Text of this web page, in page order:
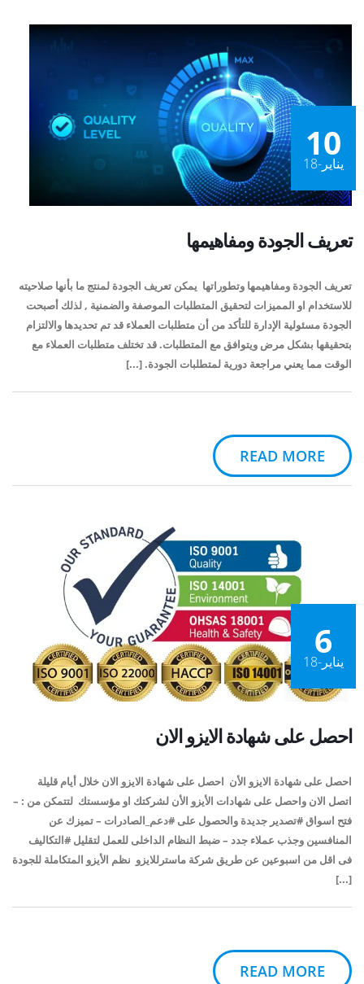
10
يناير-18
تعريف الجودة ومفاهيمها
تعريف الجودة ومفاهيمها وتطوراتها يمكن تعريف الجودة لمنتج ما بأنها صلاحيته
للاستخدام او المميزات لتحقيق المتطلبات الموصفة والضمنية , لذلك أصبحت
الجودة مسئولية الإدارة للتأكد من أن متطلبات العملاء قد تم تحديدها والالتزام
بتحقيقها بشكل مرض ويتوافق مع المتطلبات. قد تختلف متطلبات العملاء مع
الوقت مما يعني مراجعة دورية لمتطلبات الجودة. [...]
READ MORE
6
يناير-18
احصل على شهادة الايزو الان
احصل على شهادة الايزو الأن احصل على شهادة الايزو الان خلال أيام قليلة
اتصل الان واحصل على شهادات الأيزو الأن لشركتك او مؤسستك لتتمكن من : –
فتح اسواق #تصدير جديدة والحصول على #دعم_الصادرات – تميزك عن
المنافسين وجذب عملاء جدد – ضبط النظام الداخلى للعمل لتقليل #التكاليف
فى اقل من اسبوعين عن طريق شركة ماسترللايزو نظم الأيزو المتكاملة للجودة
[...]
READ MORE